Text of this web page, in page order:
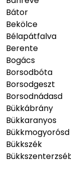
Bátor
Bekölce
Bélapátfalva
Berente
Bogács
Borsodbóta
Borsodgeszt
Borsodnádasd
Bükkábrány
Bükkaranyos
Bükkmogyorósd
Bükkszék